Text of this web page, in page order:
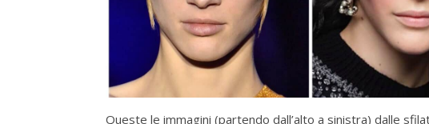
Queste le immagini (partendo dall’alto a sinistra) dalle